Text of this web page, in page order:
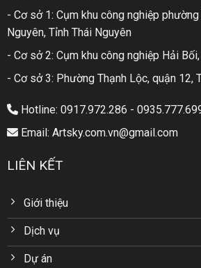
- Cơ sở 1: Cụm khu công nghiệp
Nguyên, Tỉnh Thái Nguyên
- Cơ sở 2: Cụm khu công nghiệp Hải
- Cơ sở 3: Phường Thạnh Lộc, quận 12,
Hotline: 0917.972.286 -
Email: Artsky.com.vn@gmail.com
LIÊN KẾT
Giới thiệu
Dịch vụ
Dự án